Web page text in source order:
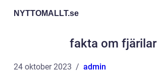
NYTTOMALLT.se
fakta om fjärilar
24 oktober 2023 admin